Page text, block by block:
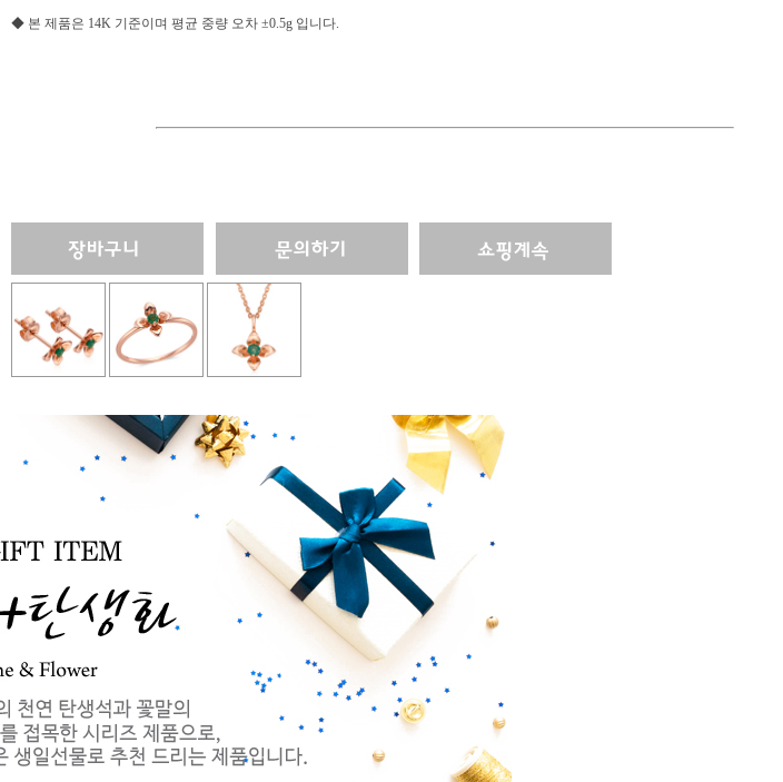
◆ 본 제품은 14K 기준이며 평균 중량 오차 ±0.5g 입니다.